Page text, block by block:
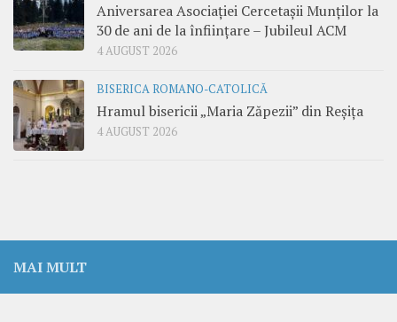
Aniversarea Asociației Cercetașii Munților la
30 de ani de la înființare – Jubileul ACM
4 AUGUST 2026
BISERICA ROMANO-CATOLICĂ
Hramul bisericii „Maria Zăpezii” din Reșița
4 AUGUST 2026
MAI MULT